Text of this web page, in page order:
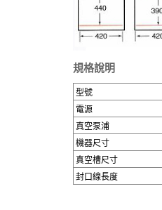
規格說明
型號
電源
真空泵浦
機器尺寸
真空槽尺寸
封口線長度